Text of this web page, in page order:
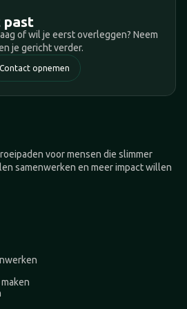
past
of wil je eerst overleggen? Neem
je gericht verder.
Contact opnemen
voor mensen die slimmer
samenwerken en meer impact willen